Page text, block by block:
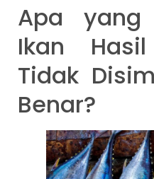
Apa
Ikan
Tidak
Benar?